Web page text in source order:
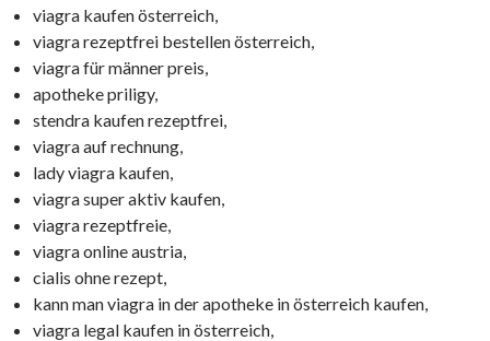
viagra kaufen österreich,
viagra rezeptfrei bestellen österreich,
viagra für männer preis,
apotheke priligy,
stendra kaufen rezeptfrei,
viagra auf rechnung,
lady viagra kaufen,
viagra super aktiv kaufen,
viagra rezeptfreie,
viagra online austria,
cialis ohne rezept,
kann man viagra in der apotheke in österreich kaufen,
viagra legal kaufen in österreich,